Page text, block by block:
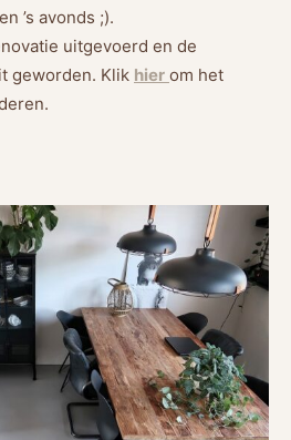
’s avonds ;).
uitgevoerd en de
geworden. Klik hier om het